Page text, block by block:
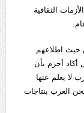
الثقافية
حيث اطلاعهم
أكاد أجزم بأن
لا يعلم عنها
العرب بنتاجات